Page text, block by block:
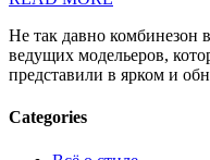
Не так давно комбинезон
ведущих модельеров,
представили в ярком и
Categories